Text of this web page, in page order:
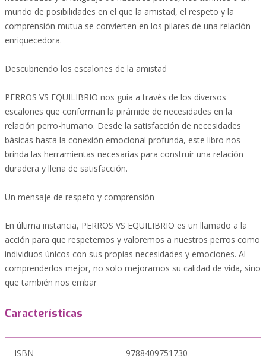
mundo de posibilidades en el que la amistad, el respeto y la
comprensión mutua se convierten en los pilares de una relación
enriquecedora.
Descubriendo los escalones de la amistad
PERROS VS EQUILIBRIO nos guía a través de los diversos
escalones que conforman la pirámide de necesidades en la
relación perro-humano. Desde la satisfacción de necesidades
básicas hasta la conexión emocional profunda, este libro nos
brinda las herramientas necesarias para construir una relación
duradera y llena de satisfacción.
Un mensaje de respeto y comprensión
En última instancia, PERROS VS EQUILIBRIO es un llamado a la
acción para que respetemos y valoremos a nuestros perros como
individuos únicos con sus propias necesidades y emociones. Al
comprenderlos mejor, no solo mejoramos su calidad de vida, sino
que también nos embar
Características
ISBN 9788409751730